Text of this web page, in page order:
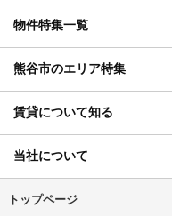
物件特集一覧
熊谷市のエリア特集
賃貸について知る
当社について
トップページ